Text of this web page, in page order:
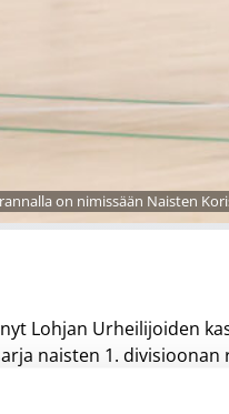
on nimissään Naisten
Lohjan Urheilijoiden
naisten 1.
parantaa etenkin